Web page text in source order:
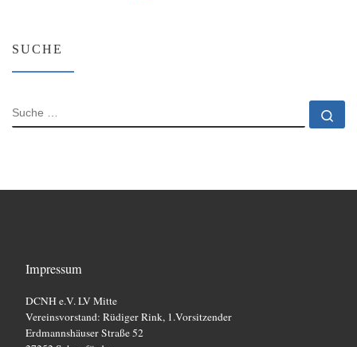
SUCHE
SUCHE
Impressum
DCNH e.V. LV Mitte
Vereinsvorstand: Rüdiger Rink, 1.Vorsitzender
Erdmannshäuser Straße 52